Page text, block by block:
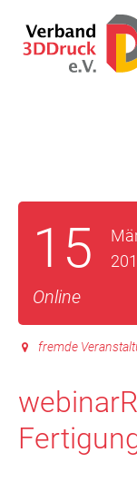
15
Online
fremde